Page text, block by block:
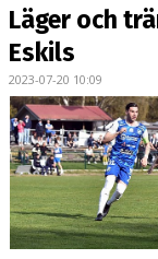
BILDGALLERI
KONTAKT
MATCHER
ETTAN SÖDRA
Läger och
Eskils
2023-07-20 10:09